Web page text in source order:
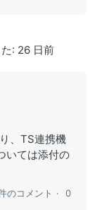
: 26 日前
、TS連携機
いては添付の
のコメント
0